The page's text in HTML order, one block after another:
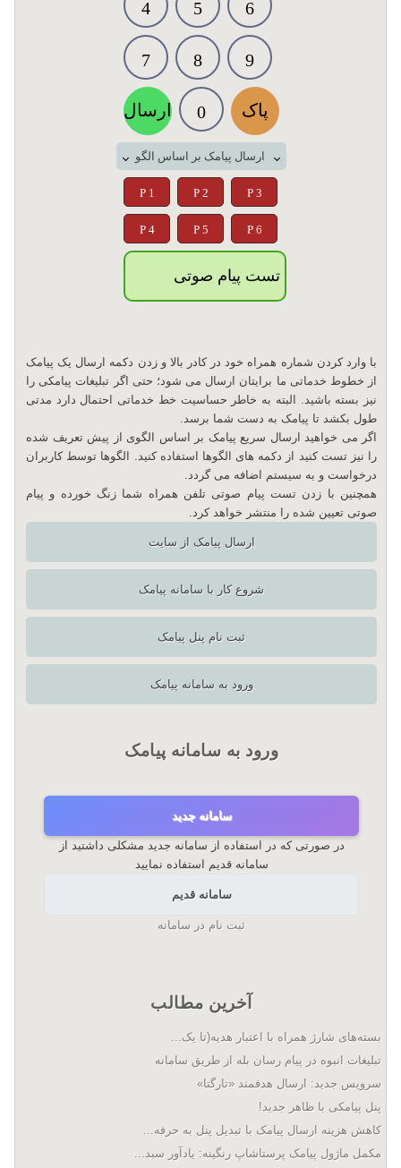
4 5 6
7 8 9
ارسال 0 پاک
ارسال پیامک بر اساس الگو
P 1 P 2 P 3
P 4 P 5 P 6
تست پیام صوتی
با وارد کردن شماره همراه خود در کادر بالا و زدن دکمه ارسال یک پیامک
از خطوط خدماتی ما برایتان ارسال می شود؛ حتی اگر تبلیغات پیامکی را
نیز بسته باشید. البته به خاطر حساسیت خط خدماتی احتمال دارد مدتی
طول بکشد تا پیامک به دست شما برسد.
اگر می خواهید ارسال سریع پیامک بر اساس الگوی از پیش تعریف شده
را نیز تست کنید از دکمه های الگوها استفاده کنید. الگوها توسط کاربران
درخواست و به سیستم اضافه می گردد.
همچنین با زدن تست پیام صوتی تلفن همراه شما زنگ خورده و پیام
صوتی تعیین شده را منتشر خواهد کرد.
ارسال پیامک از سایت
شروع کار با سامانه پیامک
ثبت نام پنل پیامک
ورود به سامانه پیامک
ورود به سامانه پیامک
سامانه جدید
در صورتی که در استفاده از سامانه جدید مشکلی داشتید از
سامانه قدیم استفاده نمایید
سامانه قدیم
ثبت نام در سامانه
آخرین مطالب
بسته‌های شارژ همراه با اعتبار هدیه(تا یک...
تبلیغات انبوه در پیام رسان بله از طریق سامانه
سرویس جدید: ارسال هدفمند «تارگتا»
پنل پیامکی با ظاهر جدید!
کاهش هزینه ارسال پیامک با تبدیل پنل به حرفه...
مکمل ماژول پیامک پرستاشاپ رنگینه: یادآور سبد...